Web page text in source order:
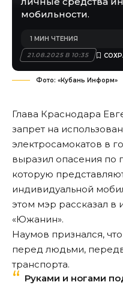
мобильности.
21.08.2025 В 10:35
1 МИН ЧТЕНИЯ
Фото: «Кубань Информ»
Глава Краснодара
запрет на
электросамокатов в
выразил опасения по
которую
индивидуальной
этом мэр рассказал в
«Южанин».
Наумов признался,
перед людьми,
транспорта.
Руками и ногами